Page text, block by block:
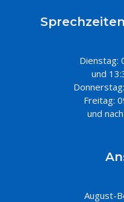
Dienstag:
und
Freitag:
und
August-